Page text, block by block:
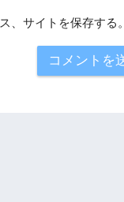
、サイトを保存する。